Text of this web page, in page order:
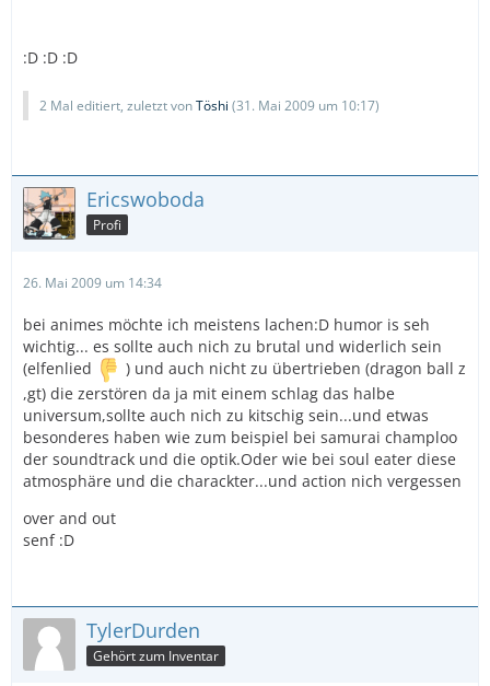
:D :D :D
2 Mal editiert, zuletzt vonTöshi (31. Mai 2009 um 10:17)
Ericswoboda
Profi
26. Mai 2009 um 14:34
bei animes möchte ich meistens lachen:D humor is seh
wichtig... es sollte auch nich zu brutal und widerlich sein
(elfenlied
) und auch nicht zu übertrieben (dragon ball z
,gt) die zerstören da ja mit einem schlag das halbe
universum,sollte auch nich zu kitschig sein...und etwas
besonderes haben wie zum beispiel bei samurai champloo
der soundtrack und die optik.Oder wie bei soul eater diese
atmosphäre und die charackter...und action nich vergessen
over and out
senf :D
TylerDurden
Gehört zum Inventar